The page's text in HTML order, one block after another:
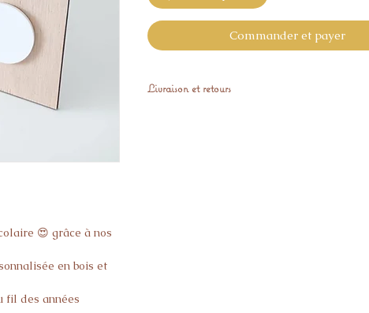
😍 grâce à nos
en bois et
fil des années
Commander et payer
Livraison et retours